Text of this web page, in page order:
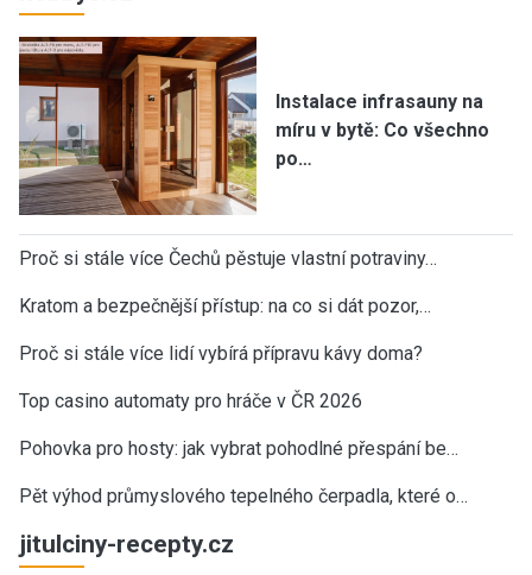
Instalace infrasauny na
míru v bytě: Co všechno
po…
Proč si stále více Čechů pěstuje vlastní potraviny…
Kratom a bezpečnější přístup: na co si dát pozor,…
Proč si stále více lidí vybírá přípravu kávy doma?
Top casino automaty pro hráče v ČR 2026
Pohovka pro hosty: jak vybrat pohodlné přespání be…
Pět výhod průmyslového tepelného čerpadla, které o…
jitulciny-recepty.cz